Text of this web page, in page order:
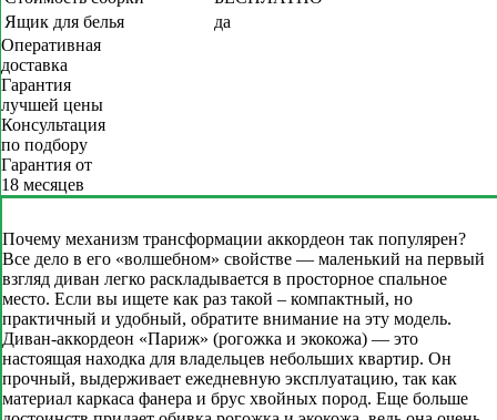
Ящик для белья
да
Оперативная
доставка
Гарантия
лучшей цены
Консультация
по подбору
Гарантия от
18 месяцев
Почему механизм трансформации аккордеон так популярен?
Все дело в его «волшебном» свойстве — маленький на первый
взгляд диван легко раскладывается в просторное спальное
место. Если вы ищете как раз такой – компактный, но
практичный и удобный, обратите внимание на эту модель.
Диван-аккордеон «Париж» (рогожка и экокожа) — это
настоящая находка для владельцев небольших квартир. Он
прочный, выдерживает ежедневную эксплуатацию, так как
материал каркаса фанера и брус хвойных пород. Еще больше